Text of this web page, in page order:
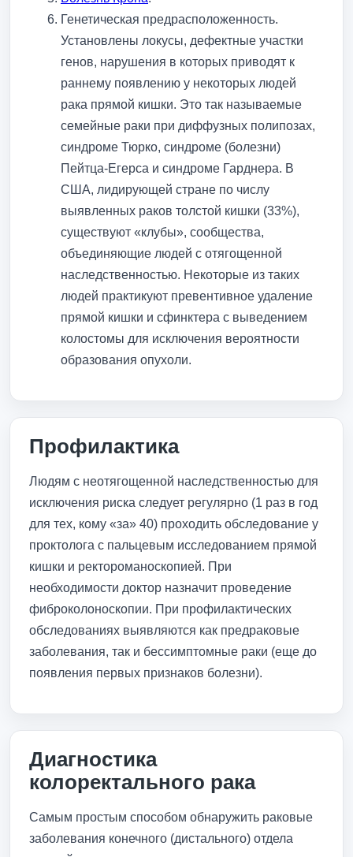
Генетическая предрасположенность.
Установлены локусы, дефектные участки
генов, нарушения в которых приводят к
раннему появлению у некоторых людей
рака прямой кишки. Это так называемые
семейные раки при диффузных полипозах,
синдроме Тюрко, синдроме (болезни)
Пейтца-Егерса и синдроме Гарднера. В
США, лидирующей стране по числу
выявленных раков толстой кишки (33%),
существуют «клубы», сообщества,
объединяющие людей с отягощенной
наследственностью. Некоторые из таких
людей практикуют превентивное удаление
прямой кишки и сфинктера с выведением
колостомы для исключения вероятности
образования опухоли.
Профилактика
Людям с неотягощенной наследственностью для
исключения риска следует регулярно (1 раз в год
для тех, кому «за» 40) проходить обследование у
проктолога с пальцевым исследованием прямой
кишки и ректороманоскопией. При
необходимости доктор назначит проведение
фиброколоноскопии. При профилактических
обследованиях выявляются как предраковые
заболевания, так и бессимптомные раки (еще до
появления первых признаков болезни).
Диагностика
колоректального рака
Самым простым способом обнаружить раковые
заболевания конечного (дистального) отдела